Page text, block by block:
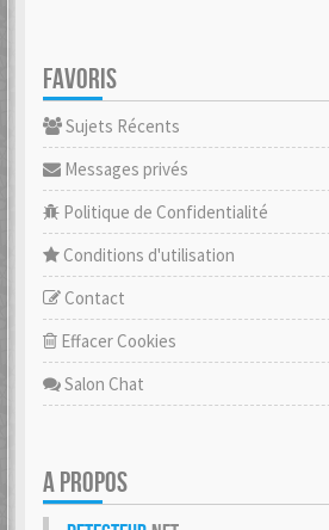
FAVORIS
Sujets Récents
Messages privés
Politique de Confidentialité
Conditions d'utilisation
Contact
Effacer Cookies
Salon Chat
A PROPOS